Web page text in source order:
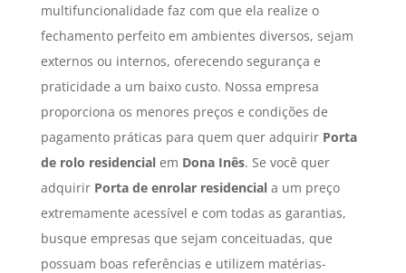
multifuncionalidade faz com que ela realize o
fechamento perfeito em ambientes diversos, sejam
externos ou internos, oferecendo segurança e
praticidade a um baixo custo. Nossa empresa
proporciona os menores preços e condições de
pagamento práticas para quem quer adquirir Porta
de rolo residencialem Dona Inês. Se você quer
adquirir Porta de enrolar residenciala um preço
extremamente acessível e com todas as garantias,
busque empresas que sejam conceituadas, que
possuam boas referências e utilizem matérias-